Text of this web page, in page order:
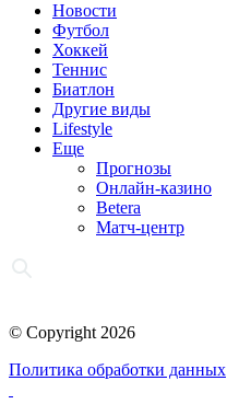
Новости
Футбол
Хоккей
Теннис
Биатлон
Другие виды
Lifestyle
Еще
Прогнозы
Онлайн-казино
Betera
Матч-центр
© Copyright 2026
Политика обработки данных